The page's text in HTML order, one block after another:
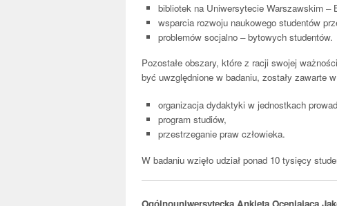
bibliotek na Uniwersytecie Warszawskim –
wsparcia rozwoju naukowego studentów
problemów socjalno – bytowych studentów.
Pozostałe obszary, które z racji swojej
być uwzględnione w badaniu, zostały zawarte
organizacja dydaktyki w jednostkach
program studiów,
przestrzeganie praw człowieka.
W badaniu wzięło udział ponad 10 tysięcy